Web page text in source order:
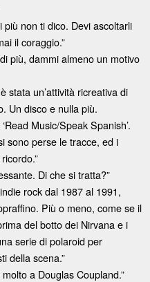
più non ti dico. Devi ascoltarli
il coraggio.”
più, dammi almeno un motivo
stata un’attività ricreativa di
Un disco e nulla più.
Music/Speak Spanish’.
sono perse le tracce, ed i
Di che si tratta?”
rock dal 1987 al 1991,
Più o meno, come se il
del botto dei Nirvana e i
serie di polaroid per
della scena.”
a Douglas Coupland.”